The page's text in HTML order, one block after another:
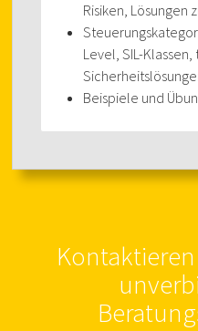
Risiken, Lösungen
Level, SIL-
Beispiele und